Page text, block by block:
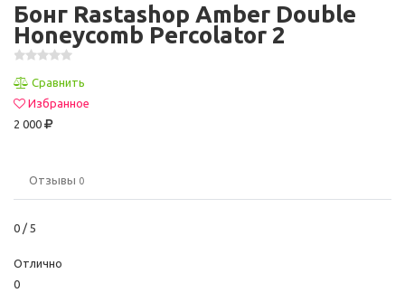
Бонг Rastashop Amber Double
Honeycomb Percolator 2
Сравнить
Избранное
2 000
Отзывы 0
0 / 5
Отлично
0